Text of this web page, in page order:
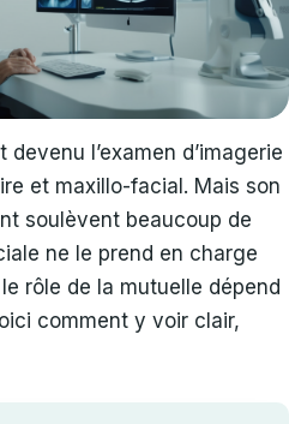
devenu l’examen d’imagerie
et maxillo-facial. Mais son
soulèvent beaucoup de
ne le prend en charge
rôle de la mutuelle dépend
comment y voir clair,